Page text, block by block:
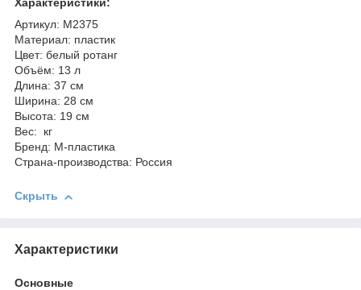
Характеристики:
Артикул: М2375
Материал: пластик
Цвет: белый ротанг
Объём: 13 л
Длина: 37 см
Ширина: 28 см
Высота: 19 см
Вес: кг
Бренд: М-пластика
Страна-производства: Россия
Скрыть
Характеристики
Основные